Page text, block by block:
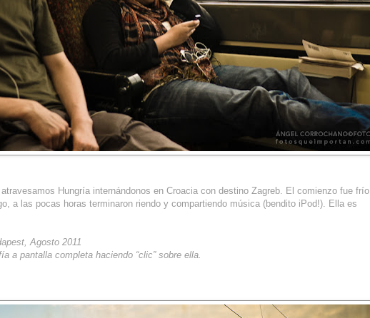
atravesamos Hungría internándonos en Croacia con destino Zagreb. El comienzo fue frío
a las pocas horas terminaron riendo y compartiendo música (bendito iPod!). Ella es
Agosto 2011
a pantalla completa haciendo “clic” sobre ella.